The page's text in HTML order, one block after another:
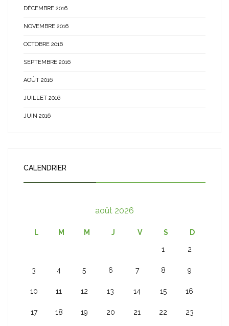
DÉCEMBRE 2016
NOVEMBRE 2016
OCTOBRE 2016
SEPTEMBRE 2016
AOÛT 2016
JUILLET 2016
JUIN 2016
CALENDRIER
août 2026
L M M J V S D
1 2
3 4 5 6 7 8 9
10 11 12 13 14 15 16
17 18 19 20 21 22 23